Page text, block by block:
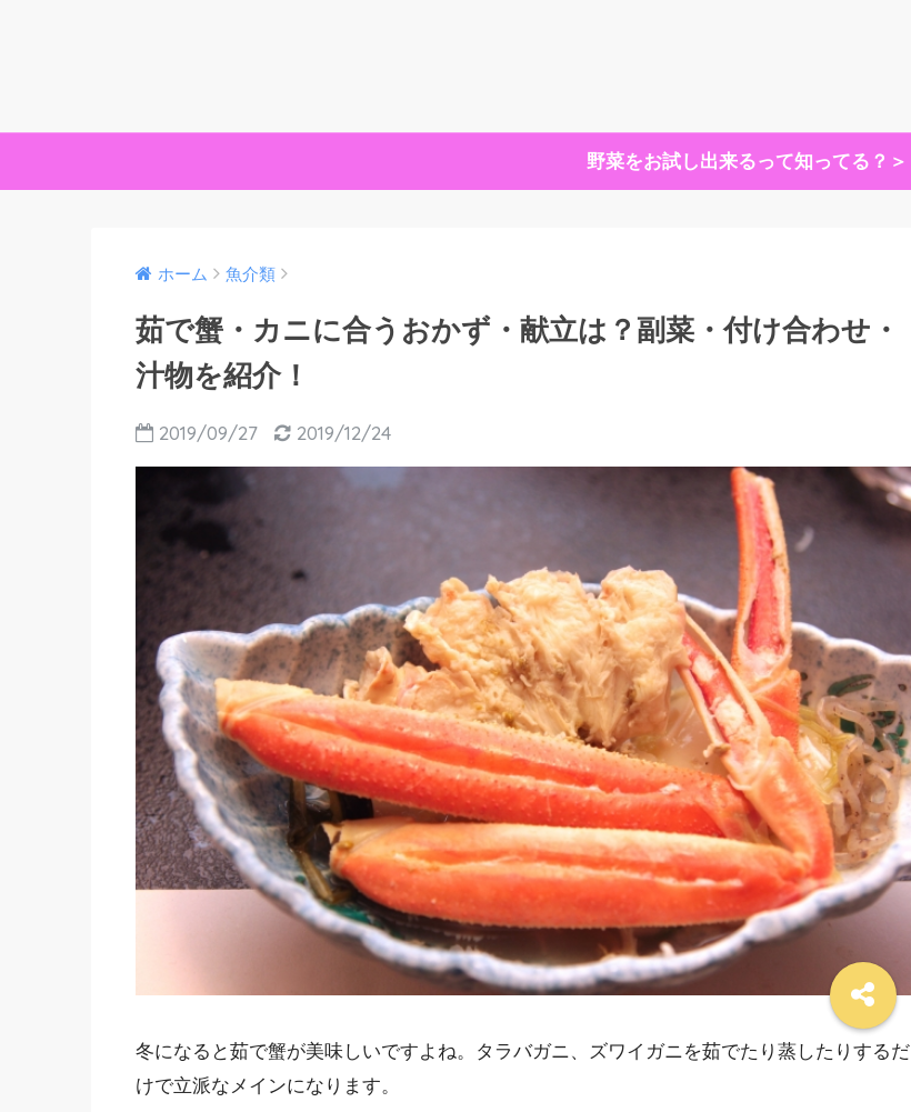
野菜をお試し出来るって知ってる？＞
ホーム 魚介類
茹で蟹・カニに合うおかず・献立は？副菜・付け合わせ・
汁物を紹介！
2019/09/27 2019/12/24
冬になると茹で蟹が美味しいですよね。タラバガニ、ズワイガニを茹でたり蒸したりするだ
けで立派なメインになります。